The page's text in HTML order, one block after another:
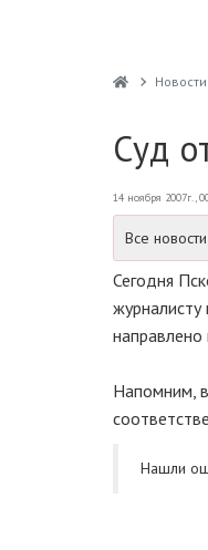
Новости
Суд
14 ноября 2007г.,
Все
Сегодня
журналисту
направлено
Напомним,
Нашли